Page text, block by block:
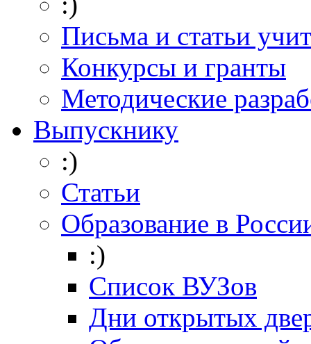
Письма и статьи
Конкурсы и гранты
Методические
Выпускнику
:)
Статьи
Образование в
:)
Список ВУЗов
Дни открытых